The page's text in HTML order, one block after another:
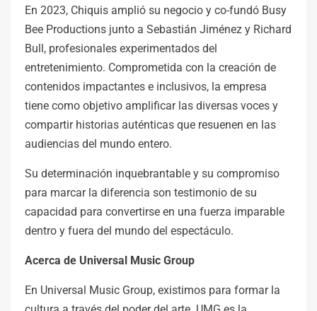
En 2023, Chiquis amplió su negocio y co-fundó Busy
Bee Productions junto a Sebastián Jiménez y Richard
Bull, profesionales experimentados del
entretenimiento. Comprometida con la creación de
contenidos impactantes e inclusivos, la empresa
tiene como objetivo amplificar las diversas voces y
compartir historias auténticas que resuenen en las
audiencias del mundo entero.
Su determinación inquebrantable y su compromiso
para marcar la diferencia son testimonio de su
capacidad para convertirse en una fuerza imparable
dentro y fuera del mundo del espectáculo.
Acerca de Universal Music Group
En Universal Music Group, existimos para formar la